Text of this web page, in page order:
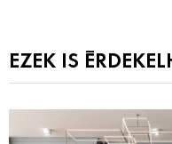
EZEK IS